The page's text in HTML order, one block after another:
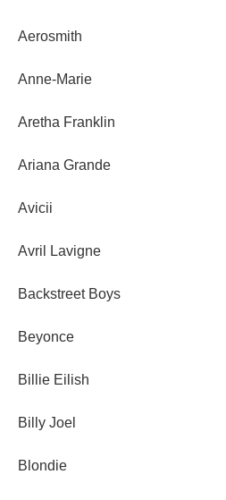
Aerosmith
Anne-Marie
Aretha Franklin
Ariana Grande
Avicii
Avril Lavigne
Backstreet Boys
Beyonce
Billie Eilish
Billy Joel
Blondie